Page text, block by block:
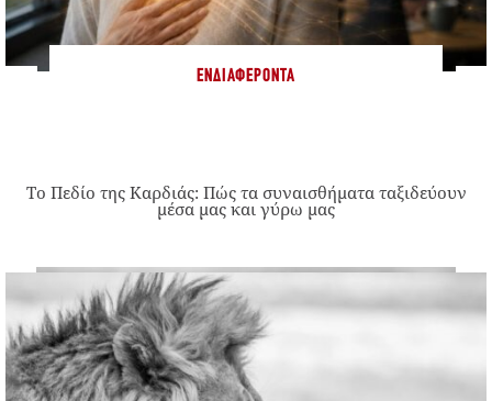
ΕΝΔΙΑΦΈΡΟΝΤΑ
Το Πεδίο της Καρδιάς: Πώς τα συναισθήματα ταξιδεύουν
μέσα μας και γύρω μας